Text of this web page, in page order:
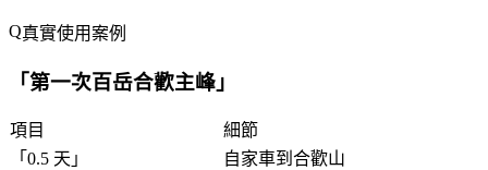
真實使用案例
「第一次百岳合歡主峰 」
項目
細節
「 0.5 天 」
自家車到合歡山